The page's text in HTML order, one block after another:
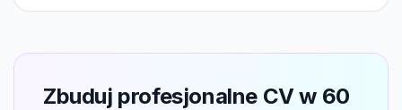
Zbuduj profesjonalne CV w 60